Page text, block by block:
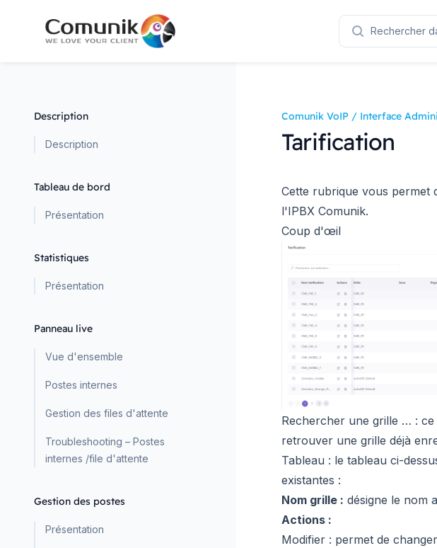
Rechercher
Description
Description
Tableau de bord
Présentation
Statistiques
Présentation
Panneau live
Vue d'ensemble
Postes internes
Gestion des files d'attente
Troubleshooting – Postes
internes /file d'attente
Gestion des postes
Présentation
Comunik VoIP / Interface
Tarification
Cette rubrique vous permet
l'IPBX Comunik.
Coup d'œil
Rechercher une grille … :
retrouver une grille déjà
Tableau : le tableau ci-
existantes :
Nom grille : désigne le nom
Actions :
Modifier : permet de